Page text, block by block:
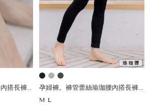
孕婦褲。褲管蕾絲瑜珈腰內搭長褲(薄) 孕婦褲。褲管蕾絲瑜珈腰內搭長褲(薄)
M L